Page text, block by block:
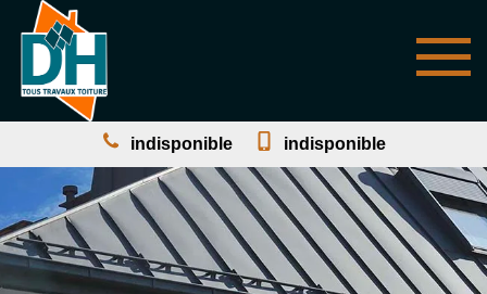
indisponible indisponible